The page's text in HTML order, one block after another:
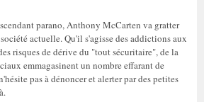
parano, Anthony McCarten va gratter
actuelle. Qu'il s'agisse des addictions aux
risques de dérive du "tout sécuritaire", de la
emmagasinent un nombre effarant de
pas à dénoncer et alerter par des petites